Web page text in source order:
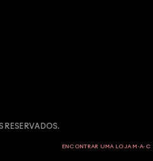
ENCONTRAR UMA LOJA M∙A∙C
RESERVADOS.